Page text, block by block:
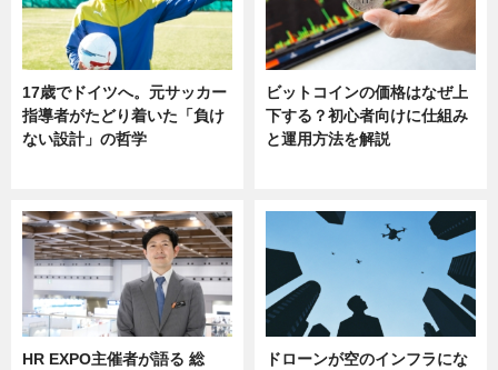
17歳でドイツへ。元サッカー
指導者がたどり着いた「負け
ない設計」の哲学
ビットコインの価格はなぜ上
下する？初心者向けに仕組み
と運用方法を解説
HR EXPO主催者が語る 総
ドローンが空のインフラにな